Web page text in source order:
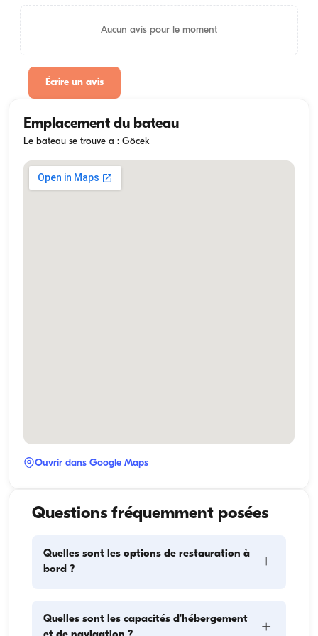
Aucun avis pour le moment
Écrire un avis
Emplacement du bateau
Le bateau se trouve a : Göcek
Ouvrir dans Google Maps
Questions fréquemment posées
Quelles sont les options de restauration à
bord ?
+
éléments principaux : l'approvisionnement et la
Quelles sont les capacités d'hébergement
+